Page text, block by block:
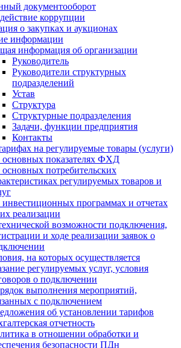
документооборот
коррупции
о закупках и аукционах
информации
информация об организации
Руководитель
Руководители структурных
подразделений
Устав
Структура
Структурные подразделения
Задачи, функции предприятия
Контакты
на регулируемые товары (услуги)
показателях ФХД
потребительских
регулируемых товаров и
программах и отчетах
реализации
возможности подключения,
и ходе реализации заявок о
на которых осуществляется
регулируемых услуг, условия
о подключении
выполнения мероприятий,
с подключением
об установлении тарифов
отчетность
в отношении обработки и
безопасности ПДн